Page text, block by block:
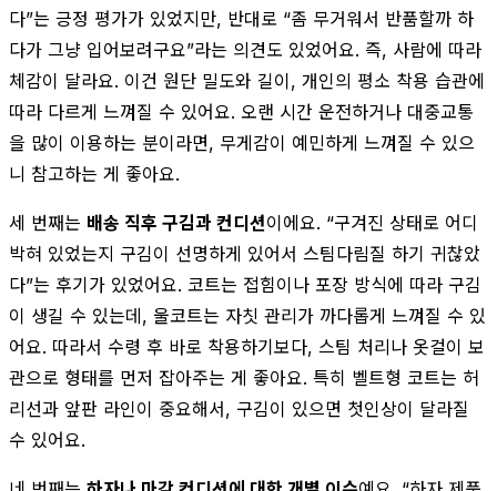
다”는 긍정 평가가 있었지만, 반대로 “좀 무거워서 반품할까 하
다가 그냥 입어보려구요”라는 의견도 있었어요. 즉, 사람에 따라
체감이 달라요. 이건 원단 밀도와 길이, 개인의 평소 착용 습관에
따라 다르게 느껴질 수 있어요. 오랜 시간 운전하거나 대중교통
을 많이 이용하는 분이라면, 무게감이 예민하게 느껴질 수 있으
니 참고하는 게 좋아요.
세 번째는 배송 직후 구김과 컨디션이에요. “구겨진 상태로 어디
박혀 있었는지 구김이 선명하게 있어서 스팀다림질 하기 귀찮았
다”는 후기가 있었어요. 코트는 접힘이나 포장 방식에 따라 구김
이 생길 수 있는데, 울코트는 자칫 관리가 까다롭게 느껴질 수 있
어요. 따라서 수령 후 바로 착용하기보다, 스팀 처리나 옷걸이 보
관으로 형태를 먼저 잡아주는 게 좋아요. 특히 벨트형 코트는 허
리선과 앞판 라인이 중요해서, 구김이 있으면 첫인상이 달라질
수 있어요.